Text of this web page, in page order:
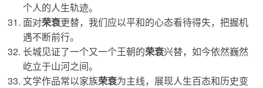
个人的人生轨迹。
面对荣衰更替，我们应以平和的心态看待得失，把握机
遇不断前行。
长城见证了一个又一个王朝的荣衰兴替，如今依然巍然
屹立于山河之间。
文学作品常以家族荣衰为主线，展现人生百态和历史变